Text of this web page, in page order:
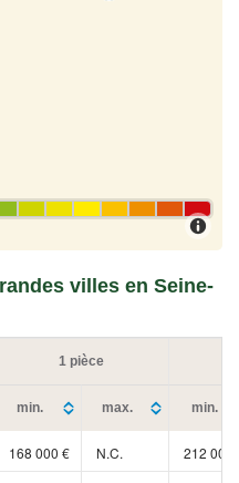
villes en Seine-
1 pièce
min. max. min.
168 000 € N.C. 212 000